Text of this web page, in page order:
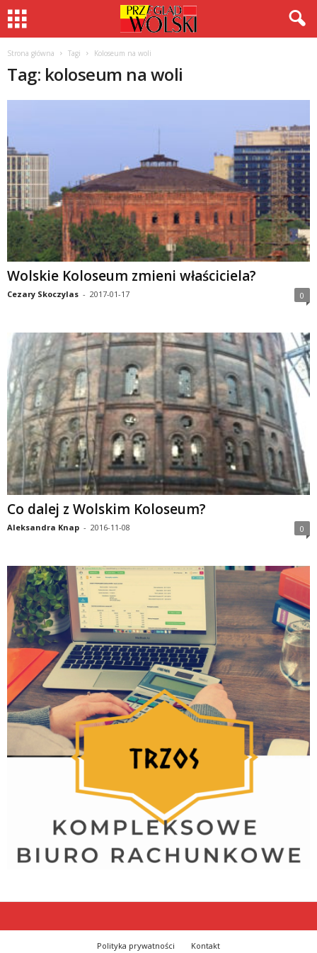
Strona główna Tagi Koloseum na woli
Tag: koloseum na woli
Wolskie Koloseum zmieni właściciela?
Cezary Skoczylas - 2017-01-17 0
Co dalej z Wolskim Koloseum?
Aleksandra Knap - 2016-11-08 0
Polityka prywatności Kontakt